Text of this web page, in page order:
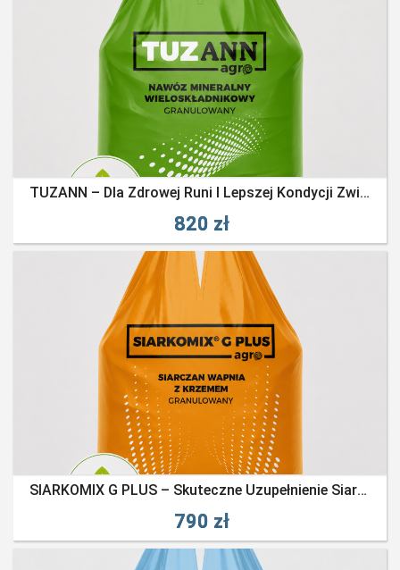
TUZANN – Dla Zdrowej Runi I Lepszej Kondycji Zwierząt Hodowlanych
820 zł
SIARKOMIX G PLUS – Skuteczne Uzupełnienie Siarki I Krzemu W Twoich Uprawach
790 zł